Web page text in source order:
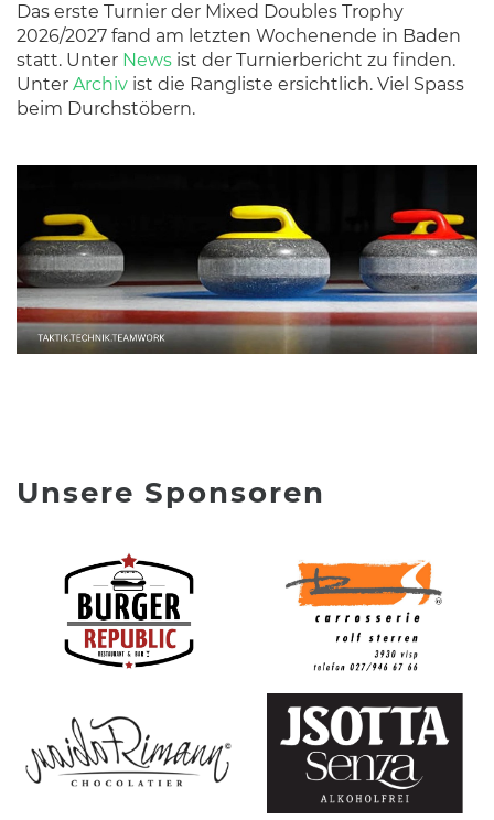
Das erste Turnier der Mixed Doubles Trophy
2026/2027 fand am letzten Wochenende in Baden
statt. Unter News ist der Turnierbericht zu finden.
Unter Archiv ist die Rangliste ersichtlich. Viel Spass
beim Durchstöbern.
Unsere Sponsoren